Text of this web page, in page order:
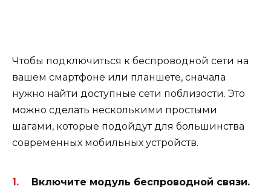
Чтобы подключиться к беспроводной сети на
вашем смартфоне или планшете, сначала
нужно найти доступные сети поблизости. Это
можно сделать несколькими простыми
шагами, которые подойдут для большинства
современных мобильных устройств.
Включите модуль беспроводной связи.